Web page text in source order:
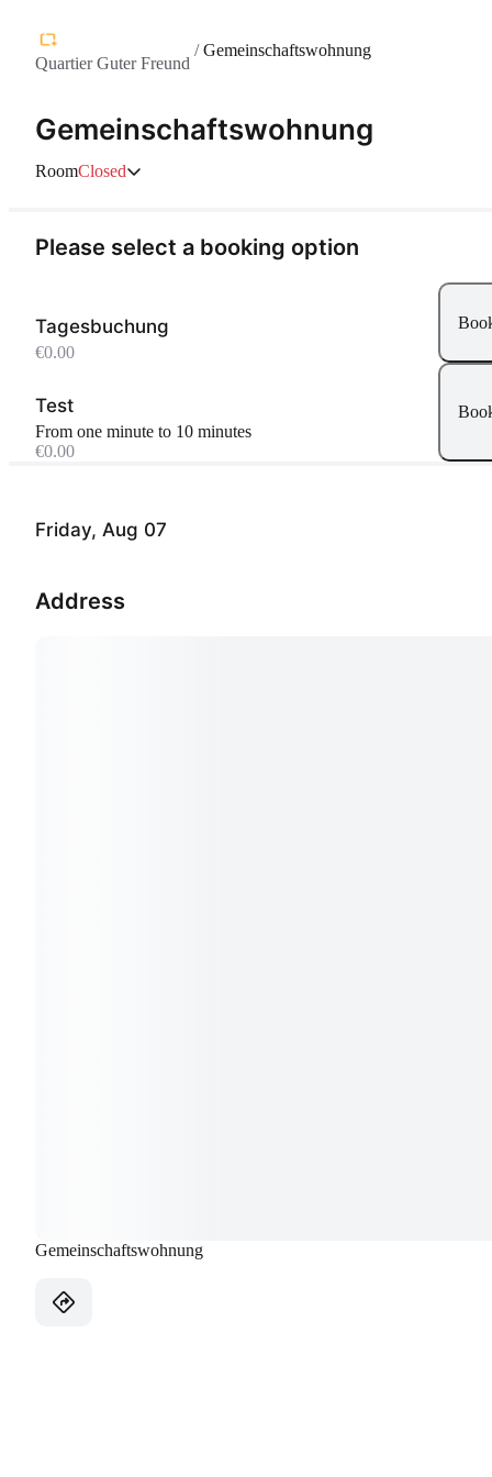
Quartier Guter Freund
/Gemeinschaftswohnung
Gemeinschaftswohnung
RoomClosed
Friday, Aug 07
Address
Gemeinschaftswohnung
Please select a booking option
Tagesbuchung
€0.00
Test
From one minute to 10 minutes
€0.00